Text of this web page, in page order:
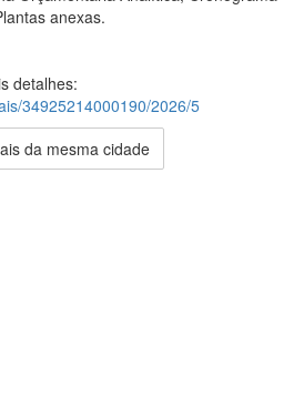
anexas.
detalhes:
34925214000190/2026/5
da mesma cidade